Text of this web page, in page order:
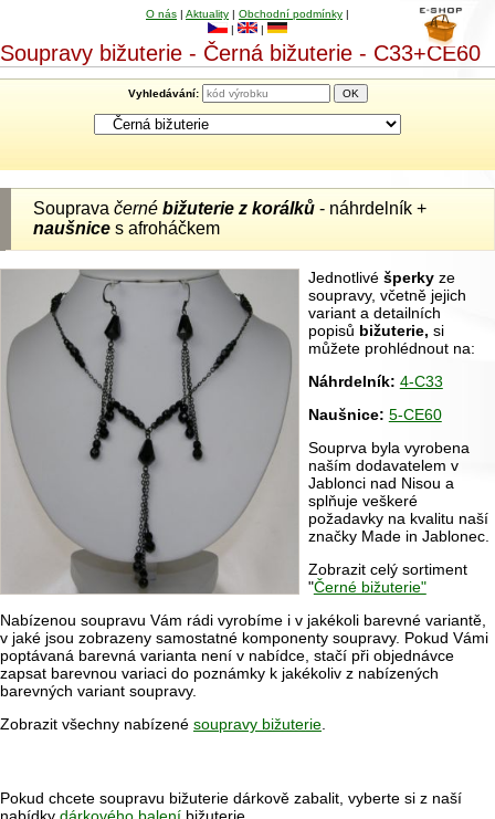
O nás | Aktuality | Obchodní podmínky |
|
|
Soupravy bižuterie - Černá bižuterie - C33+CE60
Vyhledávání:
Souprava černé bižuterie z korálků - náhrdelník +
naušnice s afroháčkem
Jednotlivé šperkyze
soupravy, včetně jejich
variant a detailních
popisů bižuterie, si
můžete prohlédnout na:
Náhrdelník: 4-C33
Naušnice: 5-CE60
Souprva byla vyrobena
naším dodavatelem v
Jablonci nad Nisou a
splňuje veškeré
požadavky na kvalitu naší
značky Made in Jablonec.
Zobrazit celý sortiment
"Černé bižuterie"
Nabízenou soupravu Vám rádi vyrobíme i v jakékoli barevné variantě,
v jaké jsou zobrazeny samostatné komponenty soupravy. Pokud Vámi
poptávaná barevná varianta není v nabídce, stačí při objednávce
zapsat barevnou variaci do poznámky k jakékoliv z nabízených
barevných variant soupravy.
Zobrazit všechny nabízené soupravy bižuterie
Pokud chcete soupravu bižuterie dárkově zabalit, vyberte si z naší